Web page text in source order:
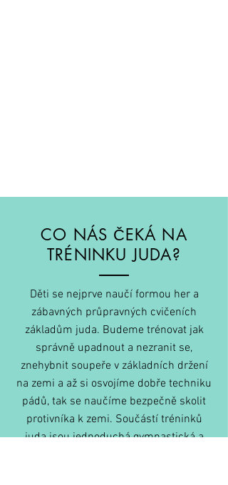
CO NÁS ČEKÁ NA
TRÉNINKU JUDA?
Děti se nejprve naučí formou her a
zábavných průpravných cvičeních
základům juda. Budeme trénovat jak
správně upadnout a nezranit se,
znehybnit soupeře v základních držení
na zemi a až si osvojíme dobře techniku
pádů, tak se naučíme bezpečně skolit
protivníka k zemi. Součástí tréninků
juda jsou jednoduchá gymnastická a